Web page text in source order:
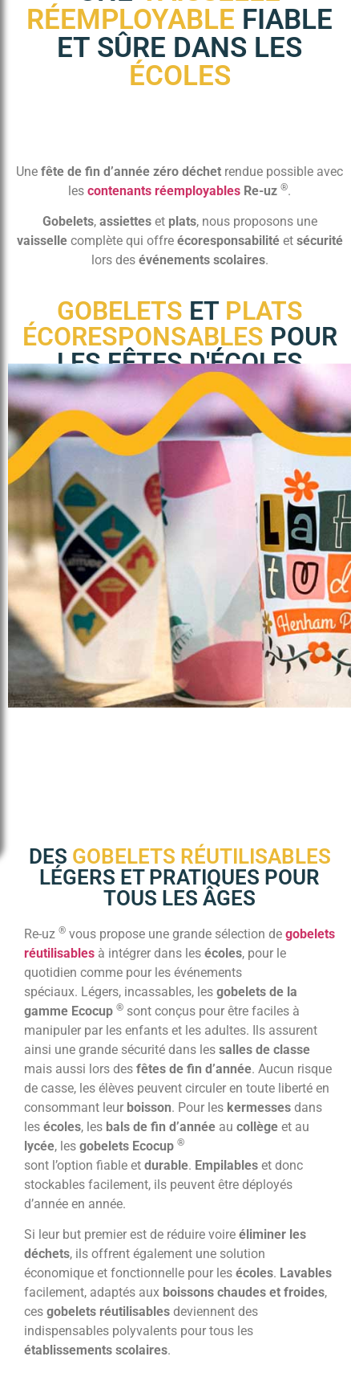
RÉEMPLOYABLE FIABLE
ET SÛRE DANS LES
ÉCOLES
Une fête de fin d’année zéro déchet rendue possible avec
les contenants réemployables Re-uz ®.
Gobelets, assietteset plats, nous proposons une
vaissellecomplète qui offre écoresponsabilitéet sécurité
lors des événements scolaires.
GOBELETS ET PLATS
ÉCORESPONSABLES POUR
LES FÊTES D'ÉCOLES
DES GOBELETS RÉUTILISABLES
LÉGERS ET PRATIQUES POUR
TOUS LES ÂGES
Re-uz ® vous propose une grande sélection de gobelets
réutilisables à intégrer dans les écoles, pour le
quotidien comme pour les événements
spéciaux. Légers, incassables, les gobelets de la
gamme Ecocup ® sont conçus pour être faciles à
manipuler par les enfants et les adultes. Ils assurent
ainsi une grande sécurité dans les salles de classe
mais aussi lors des fêtes de fin d’année. Aucun risque
de casse, les élèves peuvent circuler en toute liberté en
consommant leur boisson. Pour les kermesses dans
les écoles, les bals de fin d’année au collège et au
lycée, les gobelets Ecocup ®
sont l’option fiable et durable. Empilables et donc
stockables facilement, ils peuvent être déployés
d’année en année.
Si leur but premier est de réduire voire éliminer les
déchets, ils offrent également une solution
économique et fonctionnelle pour les écoles. Lavables
facilement, adaptés aux boissons chaudes et froides,
ces gobelets réutilisables deviennent des
indispensables polyvalents pour tous les
établissements scolaires.